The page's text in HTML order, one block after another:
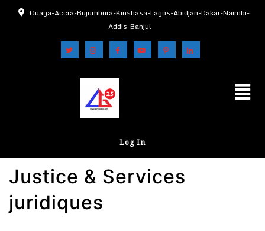
Ouaga-Accra-Bujumbura-Kinshasa-Lagos-Abidjan-Dakar-Nairobi-
Addis-Banjul
Log In
Justice & Services
juridiques